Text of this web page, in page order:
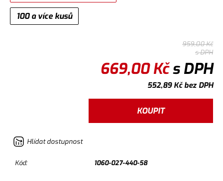
100 a více kusů
959,00Kč
s DPH
669,00Kčs DPH
552,89Kčbez DPH
KOUPIT
Hlídat dostupnost
Kód: 1060-027-440-58